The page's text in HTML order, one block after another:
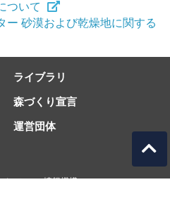
ついて
ー 砂漠および乾燥地に関する
ライブラリ
森づくり宣言
運営団体
ーション情報機構